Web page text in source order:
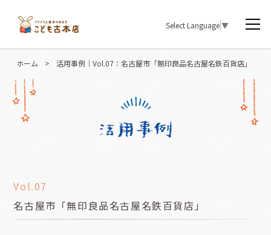
Select Language▼
ホーム > 活用事例｜Vol.07：名古屋市「無印良品名古屋名鉄百貨店」
Vol.07
名古屋市「無印良品名古屋名鉄百貨店」